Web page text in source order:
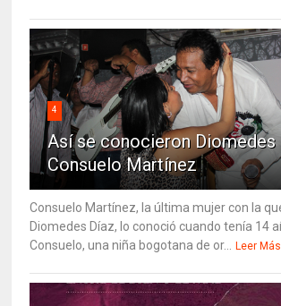
4
Así se conocieron Diomedes
Consuelo Martínez
Consuelo Martínez, la última mujer con la
Diomedes Díaz, lo conoció cuando tenía 14
Consuelo, una niña bogotana de or... Leer Más